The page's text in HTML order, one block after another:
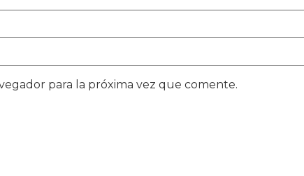
para la próxima vez que comente.